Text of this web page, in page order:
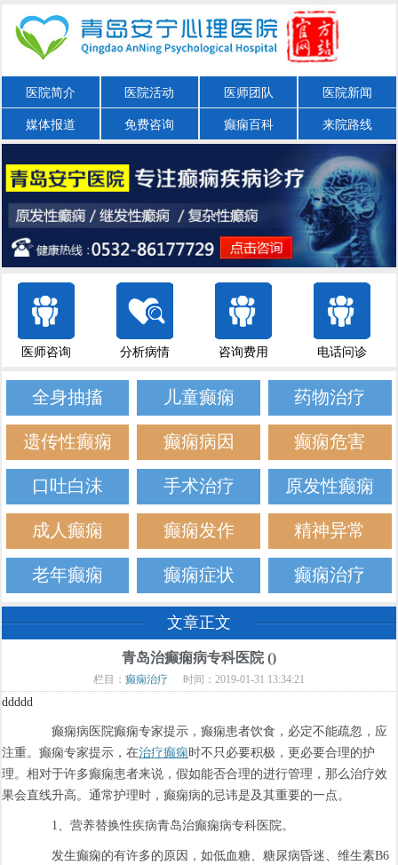
医院简介 医院活动 医师团队 医院新闻
媒体报道 免费咨询 癫痫百科 来院路线
医师咨询 分析病情 咨询费用 电话问诊
全身抽搐 儿童癫痫 药物治疗
遗传性癫痫 癫痫病因 癫痫危害
口吐白沫 手术治疗 原发性癫痫
成人癫痫 癫痫发作 精神异常
老年癫痫 癫痫症状 癫痫治疗
文章正文
青岛治癫痫病专科医院 ()
栏目： 癫痫治疗 时间：2019-01-31 13:34:21
ddddd
癫痫病医院癫痫专家提示，癫痫患者饮食，必定不能疏忽，应
注重。癫痫专家提示，在治疗癫痫 时不只必要积极，更必要合理的护
理。相对于许多癫痫患者来说，假如能否合理的进行管理，那么治疗效
果会直线升高。通常护理时，癫痫病的忌讳是及其重要的一点。
1、营养替换性疾病青岛治癫痫病专科医院。
发生癫痫的有许多的原因，如低血糖、糖尿病昏迷、维生素B6